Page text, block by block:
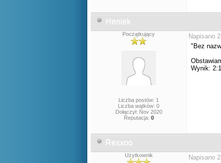
Heniek
Początkujący
Liczba postów: 1
Liczba wątków: 0
Dołączył: Nov 2020
Reputacja: 0
Napisano
"Bez
Wynik:
Rexxoo
Użytkownik
Napisano